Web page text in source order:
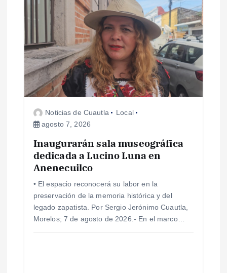
ó
n
d
e
Noticias de Cuautla
Local
agosto 7, 2026
Inaugurarán sala museográfica
dedicada a Lucino Luna en
Anenecuilco
• El espacio reconocerá su labor en la
preservación de la memoria histórica y del
legado zapatista. Por Sergio Jerónimo Cuautla,
Morelos; 7 de agosto de 2026.- En el marco…